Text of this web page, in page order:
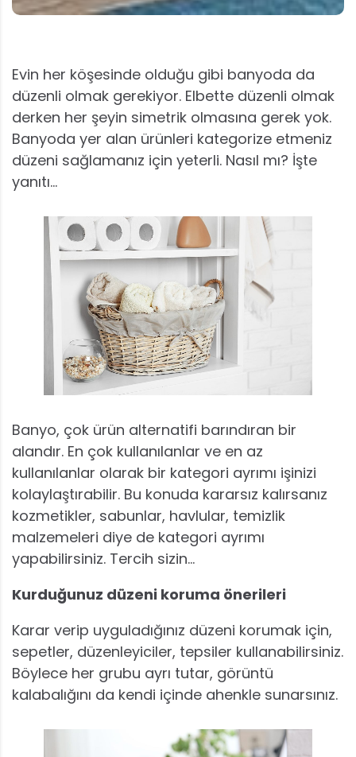
Evin her köşesinde olduğu gibi banyoda da
düzenli olmak gerekiyor. Elbette düzenli olmak
derken her şeyin simetrik olmasına gerek yok.
Banyoda yer alan ürünleri kategorize etmeniz
düzeni sağlamanız için yeterli. Nasıl mı? İşte
yanıtı…
Banyo, çok ürün alternatifi barındıran bir
alandır. En çok kullanılanlar ve en az
kullanılanlar olarak bir kategori ayrımı işinizi
kolaylaştırabilir. Bu konuda kararsız kalırsanız
kozmetikler, sabunlar, havlular, temizlik
malzemeleri diye de kategori ayrımı
yapabilirsiniz. Tercih sizin…
Kurduğunuz düzeni koruma önerileri
Karar verip uyguladığınız düzeni korumak için,
sepetler, düzenleyiciler, tepsiler kullanabilirsiniz.
Böylece her grubu ayrı tutar, görüntü
kalabalığını da kendi içinde ahenkle sunarsınız.